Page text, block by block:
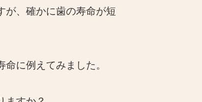
が、確かに歯の寿命が短
に例えてみました。